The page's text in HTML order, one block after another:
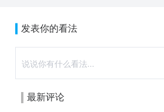
发表你的看法
最新评论